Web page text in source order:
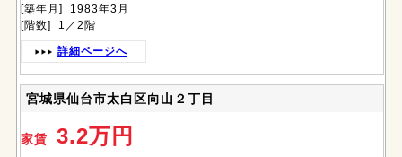
[築年月] 1983年3月
[階数] 1／2階
詳細ページへ
宮城県仙台市太白区向山２丁目
家賃 3.2万円